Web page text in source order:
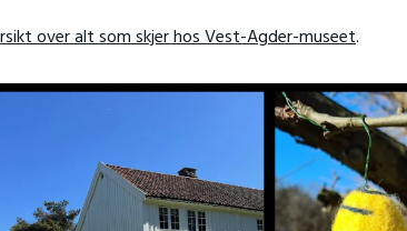
over alt som skjer hos Vest-Agder-museet.